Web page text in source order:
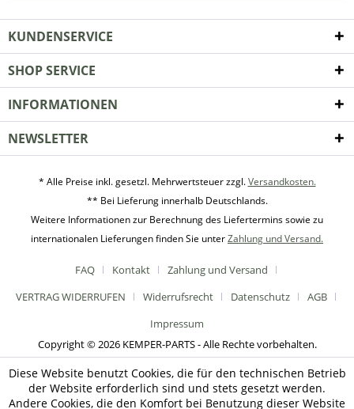
KUNDENSERVICE
SHOP SERVICE
INFORMATIONEN
NEWSLETTER
* Alle Preise inkl. gesetzl. Mehrwertsteuer zzgl.Versandkosten.
** Bei Lieferung innerhalb Deutschlands.
Weitere Informationen zur Berechnung des Liefertermins sowie zu
internationalen Lieferungen finden Sie unterZahlung und Versand.
FAQ Kontakt
Zahlung und Versand
VERTRAG WIDERRUFEN
Widerrufsrecht Datenschutz
AGB
Impressum
Copyright © 2026 KEMPER-PARTS - Alle Rechte vorbehalten.
Diese Website benutzt Cookies, die für den technischen Betrieb
der Website erforderlich sind und stets gesetzt werden.
Andere Cookies, die den Komfort bei Benutzung dieser Website